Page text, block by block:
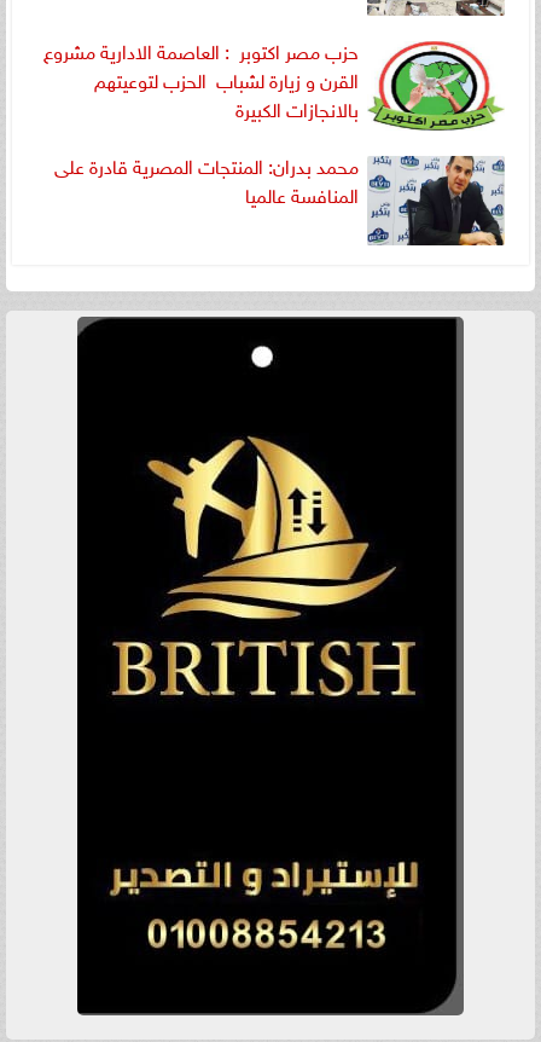
حزب مصر اكتوبر : العاصمة الادارية مشروع
القرن و زيارة لشباب الحزب لتوعيتهم
بالانجازات الكبيرة
محمد بدران: المنتجات المصرية قادرة على
المنافسة عالميا